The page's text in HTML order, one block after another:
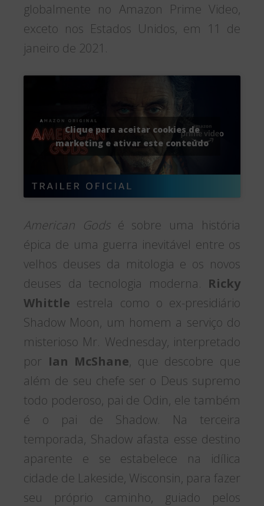
globalmente no Amazon Prime Video,
exceto nos Estados Unidos, em 11 de
janeiro de 2021.
Clique para aceitar cookies de
marketing e ativar este conteúdo
American Godsé sobre uma história
épica de uma guerra inevitável entre os
velhos deuses da mitologia e os novos
deuses da tecnologia moderna. Ricky
Whittle estrela como o ex-presidiário
Shadow Moon, um homem a serviço do
misterioso Mr. Wednesday, interpretado
por Ian McShane, que descobre que
além de seu chefe ser o Deus supremo
todo poderoso, pai de Odin, ele também
é o pai de Shadow. Na terceira
temporada, Shadow afasta esse destino
aparente e se estabelece na idílica
cidade de Lakeside, Wisconsin, para fazer
seu próprio caminho, guiado pelos